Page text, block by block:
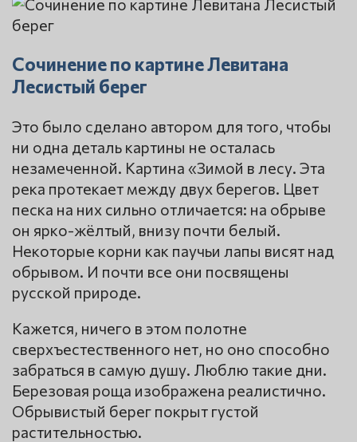
Сочинение по картине Левитана
Лесистый берег
Это было сделано автором для того, чтобы
ни одна деталь картины не осталась
незамеченной. Картина «Зимой в лесу. Эта
река протекает между двух берегов. Цвет
песка на них сильно отличается: на обрыве
он ярко-жёлтый, внизу почти белый.
Некоторые корни как паучьи лапы висят над
обрывом. И почти все они посвящены
русской природе.
Кажется, ничего в этом полотне
сверхъестественного нет, но оно способно
забраться в самую душу. Люблю такие дни.
Березовая роща изображена реалистично.
Обрывистый берег покрыт густой
растительностью.